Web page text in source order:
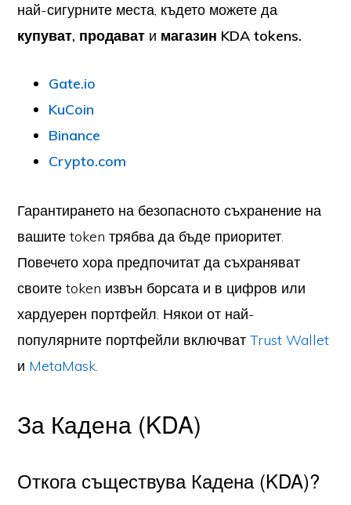
най-сигурните места, където можете да
купуват, продават и магазин KDA tokens.
Gate.io
KuCoin
Binance
Crypto.com
Гарантирането на безопасното съхранение на
вашите token трябва да бъде приоритет.
Повечето хора предпочитат да съхраняват
своите token извън борсата и в цифров или
хардуерен портфейл. Някои от най-
популярните портфейли включватTrust Wallet
и MetaMask.
За Кадена (KDA)
Откога съществува Кадена (KDA)?